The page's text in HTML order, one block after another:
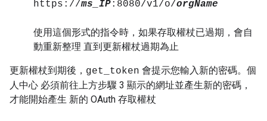
https://ms_IP:8080/v1/o/orgName
使用這個形式的指令時，如果存取權杖已過期，會自
動重新整理 直到更新權杖過期為止
更新權杖到期後， get_token 會提示您輸入新的密碼。個
人中心 必須前往上方步驟 3 顯示的網址並產生新的密碼，
才能開始產生 新的 OAuth 存取權杖